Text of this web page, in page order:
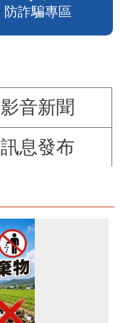
防詐騙專區
影音新聞
訊息發布